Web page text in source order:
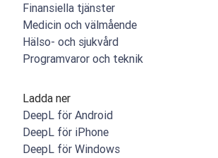
Finansiella tjänster
Medicin och välmående
Hälso- och sjukvård
Programvaror och teknik
Ladda ner
DeepL för Android
DeepL för iPhone
DeepL för Windows